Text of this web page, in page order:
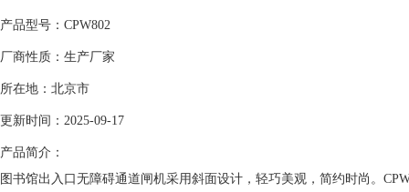
产品型号：CPW802
厂商性质：生产厂家
所在地：北京市
更新时间：2025-09-17
产品简介：
图书馆出入口无障碍通道闸机采用斜面设计，轻巧美观，简约时尚。